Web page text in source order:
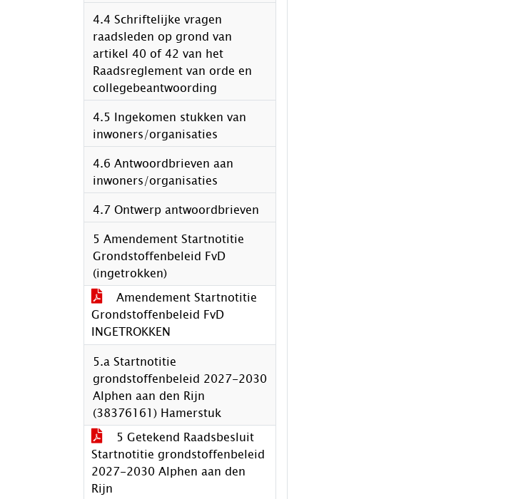
4.4 Schriftelijke vragen
raadsleden op grond van
artikel 40 of 42 van het
Raadsreglement van orde en
collegebeantwoording
4.5 Ingekomen stukken van
inwoners/organisaties
4.6 Antwoordbrieven aan
inwoners/organisaties
4.7 Ontwerp antwoordbrieven
5 Amendement Startnotitie
Grondstoffenbeleid FvD
(ingetrokken)
Amendement Startnotitie
Grondstoffenbeleid FvD
INGETROKKEN
5.a Startnotitie
grondstoffenbeleid 2027-2030
Alphen aan den Rijn
(38376161) Hamerstuk
5 Getekend Raadsbesluit
Startnotitie grondstoffenbeleid
2027-2030 Alphen aan den
Rijn